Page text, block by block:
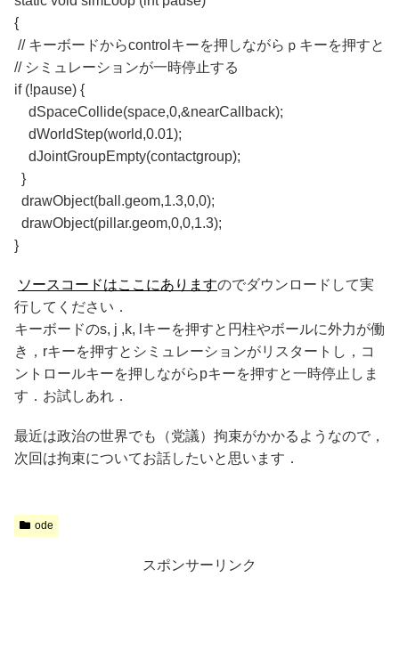
{
// キーボードからcontrolキーを押しながらｐキーを押すと
// シミュレーションが一時停止する
if (!pause) {
dSpaceCollide(space,0,&nearCallback);
dWorldStep(world,0.01);
dJointGroupEmpty(contactgroup);
}
drawObject(ball.geom,1.3,0,0);
drawObject(pillar.geom,0,0,1.3);
}
ソースコードはここにありますのでダウンロードして実
行してください．
キーボードのs, j ,k, lキーを押すと円柱やボールに外力が働
き，rキーを押すとシミュレーションがリスタートし，コ
ントロールキーを押しながらpキーを押すと一時停止しま
す．お試しあれ．
最近は政治の世界でも（党議）拘束がかかるようなので，
次回は拘束についてお話したいと思います．
ode
スポンサーリンク